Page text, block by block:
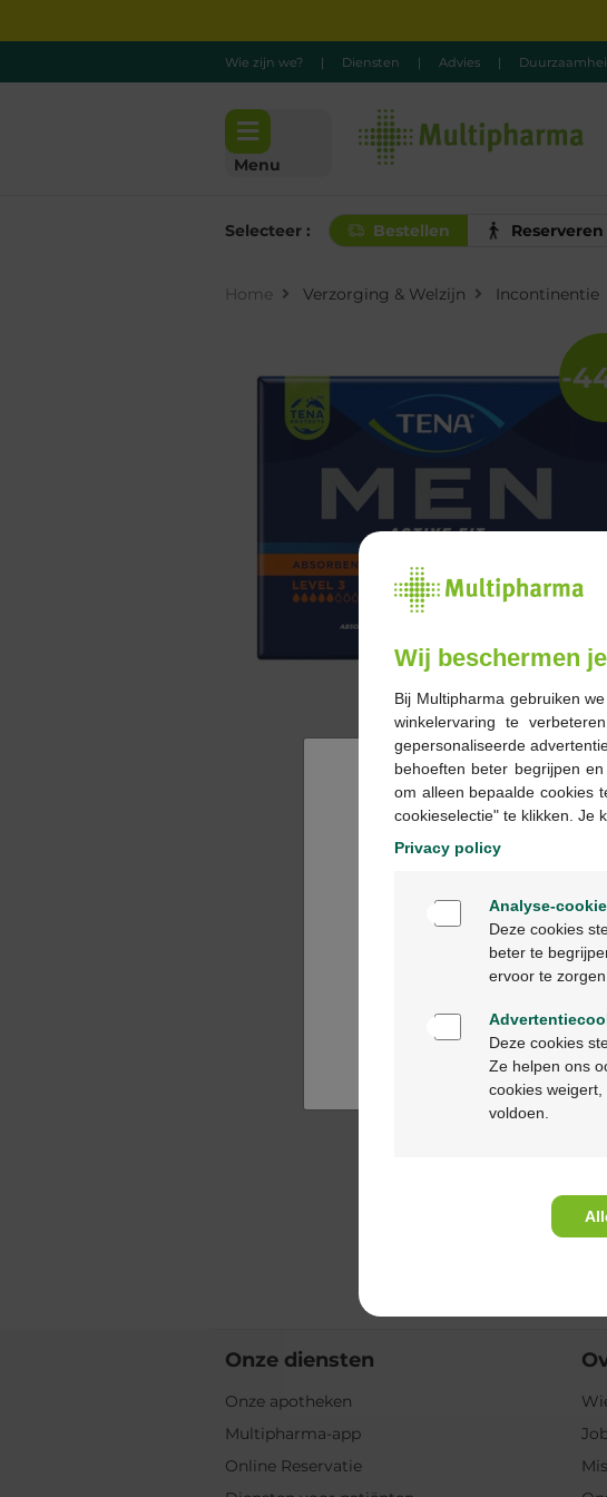
Wie zijn we? | Diensten | Advies |
Menu
Selecteer : Bestellen Reserveren
Home Verzorging & Welzijn Incontinentie
-
Onze diensten
Onze apotheken
Multipharma-app
Online Reservatie
Wij beschermen
Bij Multipharma gebruiken
winkelervaring te
gepersonaliseerde
behoeften beter begrijpen
om alleen bepaalde cookies
cookieselectie" te klikken. Je
Privacy policy
Analyse-
Deze cookies
beter te
ervoor te
Deze cookies
Ze helpen ons
cookies
voldoen.